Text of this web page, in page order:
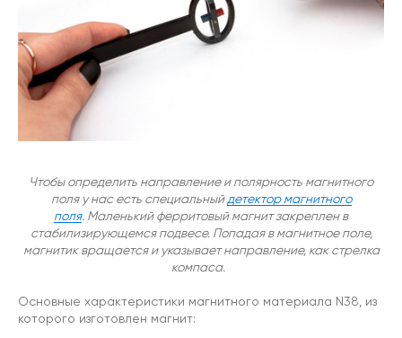
Чтобы определить направление и полярность магнитного
поля у нас есть специальныйдетектор магнитного
поля. Маленький ферритовый магнит закреплен в
стабилизирующемся подвесе. Попадая в магнитное поле,
магнитик вращается и указывает направление, как стрелка
компаса.
Основные характеристики магнитного материала N38, из
которого изготовлен магнит: